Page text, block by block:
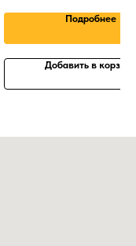
Подробнее
Добавить в корзину